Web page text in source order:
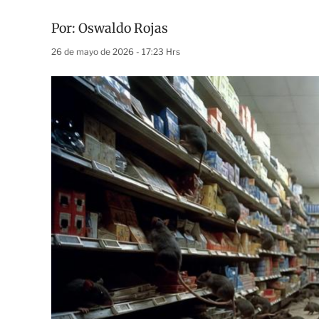
Por: Oswaldo Rojas
26 de mayo de 2026 - 17:23 Hrs